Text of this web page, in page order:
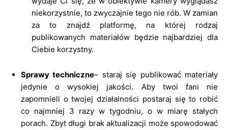
niekorzystnie, to zwyczajnie tego nie rób. W zamian
za to znajdź platformę, na której rodzaj
publikowanych materiałów będzie najbardziej dla
Ciebie korzystny.
Sprawy techniczne– staraj się publikować materiały
jedynie o wysokiej jakości. Aby twoi fani nie
zapomnieli o twojej działalności postaraj się to robić
co najmniej 3 razy w tygodniu, o w miarę stałych
porach. Zbyt długi brak aktualizacji może spowodować